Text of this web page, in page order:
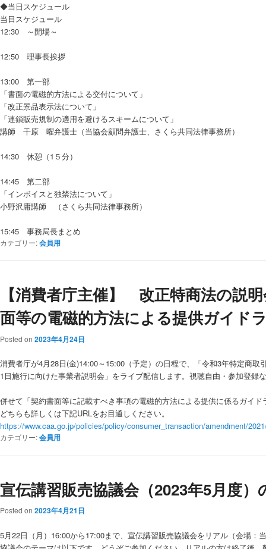
◆当日スケジュール
当日スケジュール
12:30 ～開場～
12:50 理事長挨拶
13:00 第一部
「書面の電磁的方法による交付について」
「改正景品表示法について」
「連鎖販売規制の適用を避けるスキームについて」
講師 千原 曜弁護士（当協会顧問弁護士、さくら共同法律事務所）
14:30 休憩（1５分）
14:45 第二部
「インボイスと独禁法について」
小野沢庸講師 （さくら共同法律事務所）
15:45 事務局長まとめ
カテゴリー:会員用
【消費者庁主催】 改正特商法の説
面等の電磁的方法による提供ガイド
Posted on 2023年4月24日
消費者庁が4月28日(金)14:00～15:00（予定）の日程で、「令和3年特定商取
1日施行に向けた事業者説明会」をライブ配信します。視聴自由・参加登録
併せて「契約書面等に記載すべき事項の電磁的方法による提供に係るガイ
どちらも詳しくは下記URLをお目通しください。
https://www.caa.go.jp/policies/policy/consumer_transaction/amendment/
カテゴリー:会員用
宣伝講習販売協議会（2023年5月度）
Posted on 2023年4月21日
5月22日（月）16:00から17:00まで、宣伝講習販売協議会をリアル（会場：